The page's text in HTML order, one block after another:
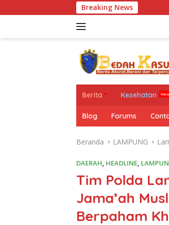
ke
Breaking News
Berita Kesehatan
Blog Forums
Beranda LAMPUNG
DAERAH, HEADLINE,
Tim Polda
Jama’ah
Berpaham